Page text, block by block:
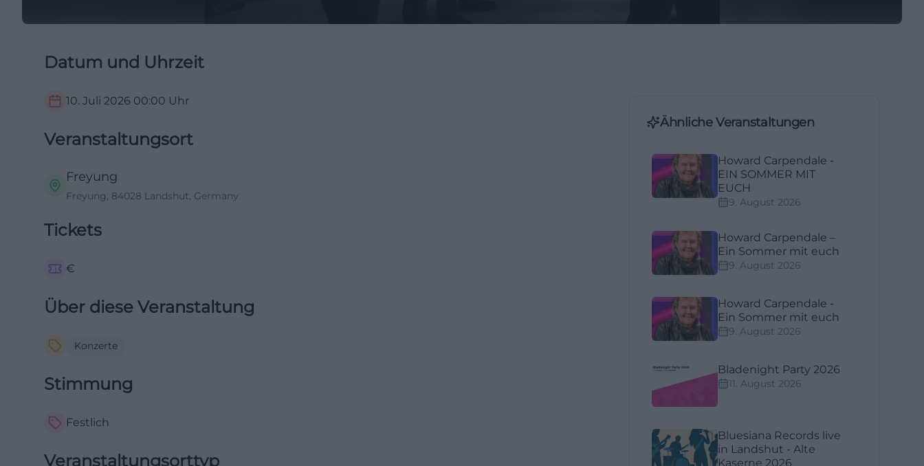
Datum und Uhrzeit
10. Juli 2026 00:00 Uhr
Veranstaltungsort
Freyung
Freyung, 84028 Landshut, Germany
Tickets
€
Über diese Veranstaltung
Konzerte
Stimmung
Festlich
Veranstaltungsorttyp
Ähnliche Veranstaltungen
Howard Carpendale -
EIN SOMMER MIT
EUCH
9. August 2026
Howard Carpendale –
Ein Sommer mit euch
9. August 2026
Howard Carpendale -
Ein Sommer mit euch
9. August 2026
Bladenight Party 2026
11. August 2026
Bluesiana Records live
in Landshut - Alte
Kaserne 2026